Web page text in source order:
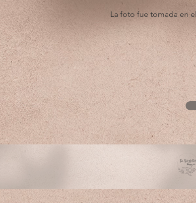
La foto fue tomada en